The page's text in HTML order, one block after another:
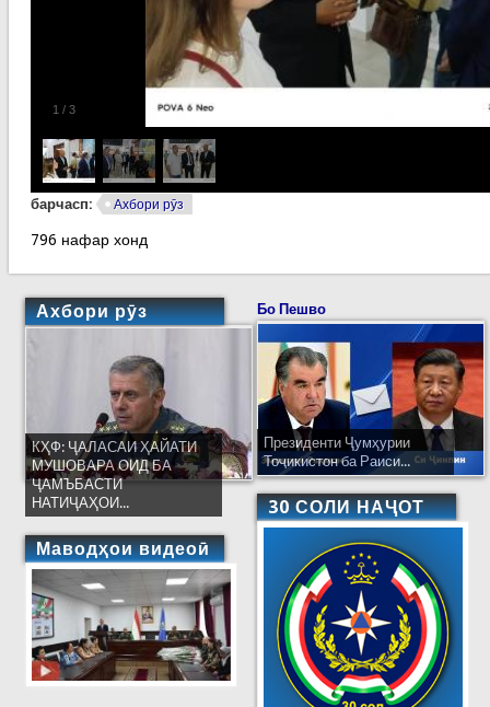
1 / 3
барчасп: Ахбори рӯз
796 нафар хонд
Ахбори рӯз
КҲФ: ҶАЛАСАИ ҲАЙАТИ
МУШОВАРА ОИД БА
ҶАМЪБАСТИ
НАТИҶАҲОИ...
Маводҳои видеоӣ
Бо Пешво
Президенти Ҷумҳурии
Тоҷикистон ба Раиси...
30 СОЛИ НАҶОТ